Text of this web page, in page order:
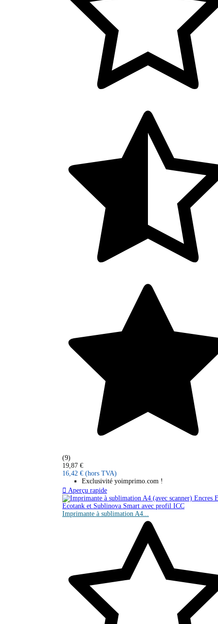
(9)
19,87 €
16,42 € (hors TVA)
Exclusivité yoimprimo.com !
 Aperçu rapide
Imprimante à sublimation A4...